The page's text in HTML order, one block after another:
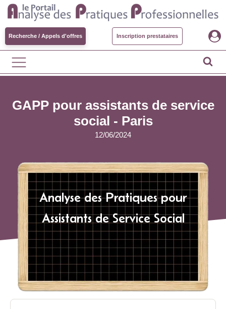
Recherche / Appels d'offres Inscription prestataires
GAPP pour assistants de service
social - Paris
12/06/2024
Analyse des Pratiques pour
Assistants de Service Social